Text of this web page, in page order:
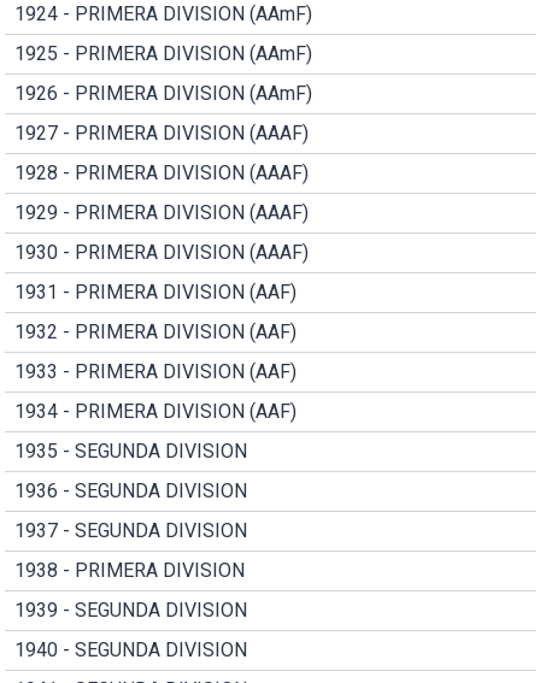
1924 - PRIMERA DIVISION (AAmF)
1925 - PRIMERA DIVISION (AAmF)
1926 - PRIMERA DIVISION (AAmF)
1927 - PRIMERA DIVISION (AAAF)
1928 - PRIMERA DIVISION (AAAF)
1929 - PRIMERA DIVISION (AAAF)
1930 - PRIMERA DIVISION (AAAF)
1931 - PRIMERA DIVISION (AAF)
1932 - PRIMERA DIVISION (AAF)
1933 - PRIMERA DIVISION (AAF)
1934 - PRIMERA DIVISION (AAF)
1935 - SEGUNDA DIVISION
1936 - SEGUNDA DIVISION
1937 - SEGUNDA DIVISION
1938 - PRIMERA DIVISION
1939 - SEGUNDA DIVISION
1940 - SEGUNDA DIVISION